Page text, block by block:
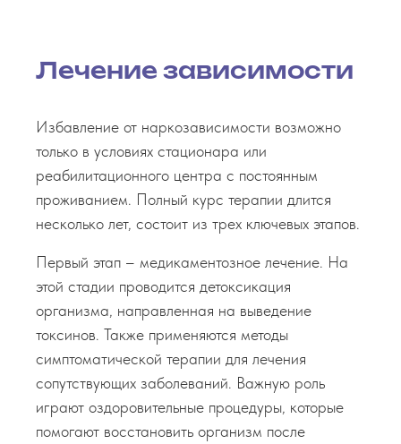
Лечение зависимости
Избавление от наркозависимости возможно
только в условиях стационара или
реабилитационного центра с постоянным
проживанием. Полный курс терапии длится
несколько лет, состоит из трех ключевых этапов.
Первый этап – медикаментозное лечение. На
этой стадии проводится детоксикация
организма, направленная на выведение
токсинов. Также применяются методы
симптоматической терапии для лечения
сопутствующих заболеваний. Важную роль
играют оздоровительные процедуры, которые
помогают восстановить организм после